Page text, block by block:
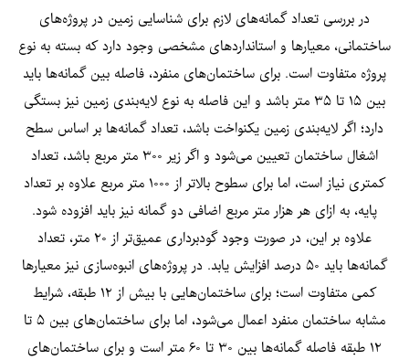
در بررسی تعداد گمانه‌های لازم برای شناسایی زمین در پروژه‌های
ساختمانی، معیارها و استانداردهای مشخصی وجود دارد که بسته به نوع
پروژه متفاوت است. برای ساختمان‌های منفرد، فاصله بین گمانه‌ها باید
بین ۱۵ تا ۳۵ متر باشد و این فاصله به نوع لایه‌بندی زمین نیز بستگی
دارد؛ اگر لایه‌بندی زمین یکنواخت باشد، تعداد گمانه‌ها بر اساس سطح
اشغال ساختمان تعیین می‌شود و اگر زیر ۳۰۰ متر مربع باشد، تعداد
کمتری نیاز است، اما برای سطوح بالاتر از ۱۰۰۰ متر مربع علاوه بر تعداد
پایه، به ازای هر هزار متر مربع اضافی دو گمانه نیز باید افزوده شود.
علاوه بر این، در صورت وجود گودبرداری عمیق‌تر از ۲۰ متر، تعداد
گمانه‌ها باید ۵۰ درصد افزایش یابد. در پروژه‌های انبوه‌سازی نیز معیارها
کمی متفاوت است؛ برای ساختمان‌هایی با بیش از ۱۲ طبقه، شرایط
مشابه ساختمان منفرد اعمال می‌شود، اما برای ساختمان‌های بین ۵ تا
۱۲ طبقه فاصله گمانه‌ها بین ۳۰ تا ۶۰ متر است و برای ساختمان‌های